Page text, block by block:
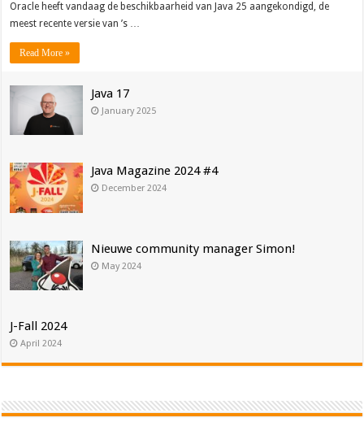
Oracle heeft vandaag de beschikbaarheid van Java 25 aangekondigd, de
meest recente versie van ’s …
Read More »
Java 17
January 2025
Java Magazine 2024 #4
December 2024
Nieuwe community manager Simon!
May 2024
J-Fall 2024
April 2024